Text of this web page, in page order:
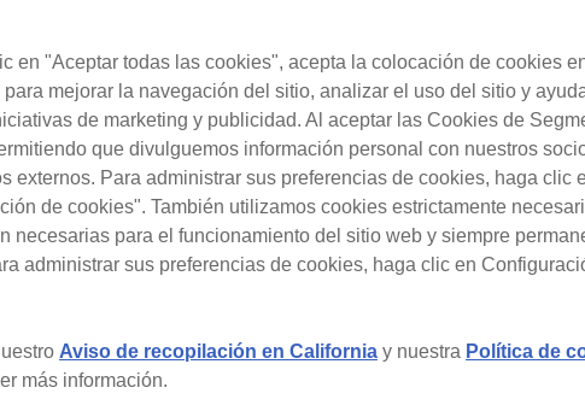
¿Con qué necesitas ayuda?
(ver. 5)
ver. 5 anterior, pero no sé dónde
en "Aceptar todas las cookies", acepta la colocación de cookies
mejorar la navegación del sitio, analizar el uso del sitio y
de marketing y publicidad. Al aceptar las Cookies de
que divulguemos información personal con nuestros
externos. Para administrar sus preferencias de cookies, haga clic
de cookies". También utilizamos cookies estrictamente
necesarias para el funcionamiento del sitio web y siempre
administrar sus preferencias de cookies, haga clic en
Aviso de recopilación en California y nuestra Política de
más información.